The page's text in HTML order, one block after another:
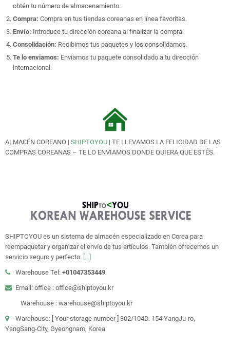
obtén tu número de almacenamiento.
Compra: Compra en tus tiendas coreanas en línea favoritas.
Envío: Introduce tu dirección coreana al finalizar la compra.
Consolidación: Recibimos tus paquetes y los consolidamos.
Te lo enviamos: Enviamos tu paquete consolidado a tu dirección
internacional.
ALMACÉN COREANO | SHIPTOYOU | TE LLEVAMOS LA FELICIDAD DE LAS
COMPRAS COREANAS – TE LO ENVIAMOS DONDE QUIERA QUE ESTÉS.
SHIPTOYOU es un sistema de almacén especializado en Corea para
reempaquetar y organizar el envío de tus artículos. También ofrecemos un
servicio seguro y perfecto. [...]
Warehouse Tel: +01047353449
Email: office : office@shiptoyou.kr
Warehouse : warehouse@shiptoyou.kr
Warehouse: [ Your storage number ] 302/104D. 154 YangJu-ro,
YangSang-City, Gyeongnam, Korea